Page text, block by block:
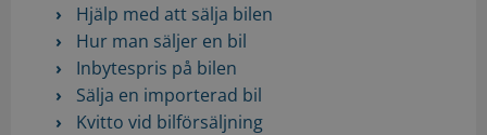
Hjälp med att sälja bilen
Hur man säljer en bil
Inbytespris på bilen
Sälja en importerad bil
Kvitto vid bilförsäljning